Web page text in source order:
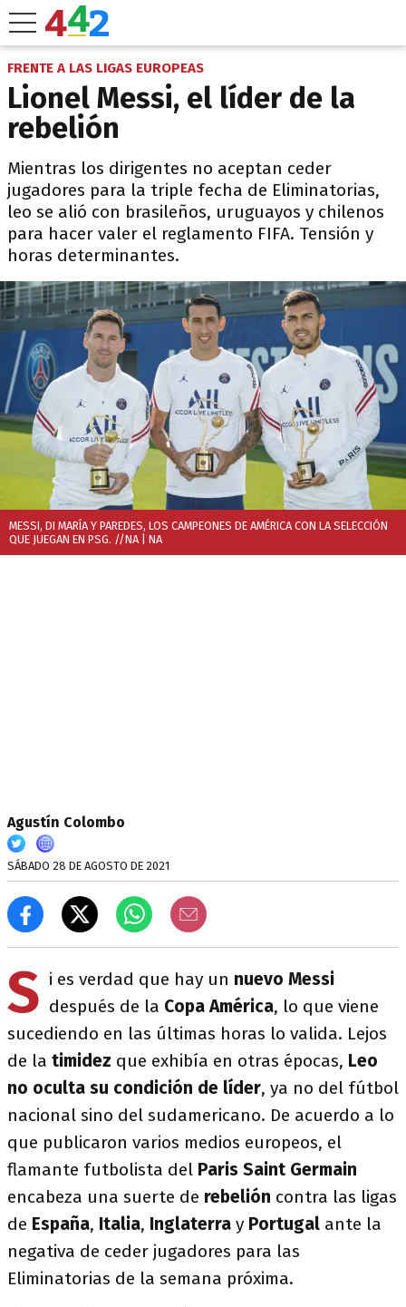
FRENTE A LAS LIGAS EUROPEAS
Lionel Messi, el líder de la
rebelión
Mientras los dirigentes no aceptan ceder
jugadores para la triple fecha de Eliminatorias,
leo se alió con brasileños, uruguayos y chilenos
para hacer valer el reglamento FIFA. Tensión y
horas determinantes.
MESSI, DI MARÍA Y PAREDES, LOS CAMPEONES DE AMÉRICA CON LA SELECCIÓN
QUE JUEGAN EN PSG. //NA | NA
Agustín Colombo
SÁBADO 28 DE AGOSTO DE 2021
S i es verdad que hay un nuevo Messi
después de la Copa América, lo que viene
sucediendo en las últimas horas lo valida. Lejos
de la timidez que exhibía en otras épocas, Leo
no oculta su condición de líder, ya no del fútbol
nacional sino del sudamericano. De acuerdo a lo
que publicaron varios medios europeos, el
flamante futbolista del Paris Saint Germain
encabeza una suerte de rebelión contra las ligas
de España, Italia, Inglaterra y Portugal ante la
negativa de ceder jugadores para las
Eliminatorias de la semana próxima.